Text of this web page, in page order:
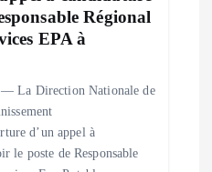
Régional
EPA à
La Direction Nationale de
d’un appel à
le poste de Responsable